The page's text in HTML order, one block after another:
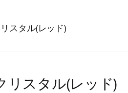
スタル(レッド)
リスタル(レッド)